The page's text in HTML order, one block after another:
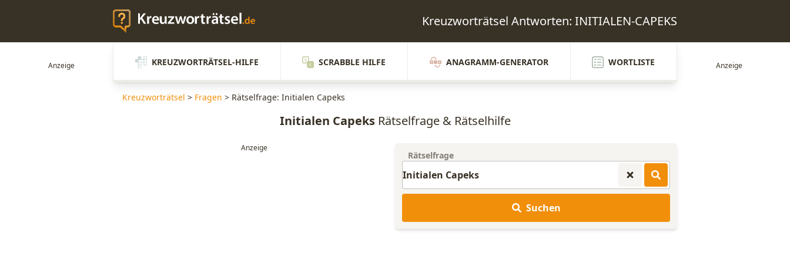
Kreuzworträtsel Antworten: INITIALEN-CAPEKS
KREUZWORTRÄTSEL-HILFE SCRABBLE HILFE ANAGRAMM-GENERATOR WORTLISTE
Kreuzworträtsel > Fragen > Rätselfrage: Initialen Capeks
Initialen CapeksRätselfrage & Rätselhilfe
Rätselfrage
Suchen